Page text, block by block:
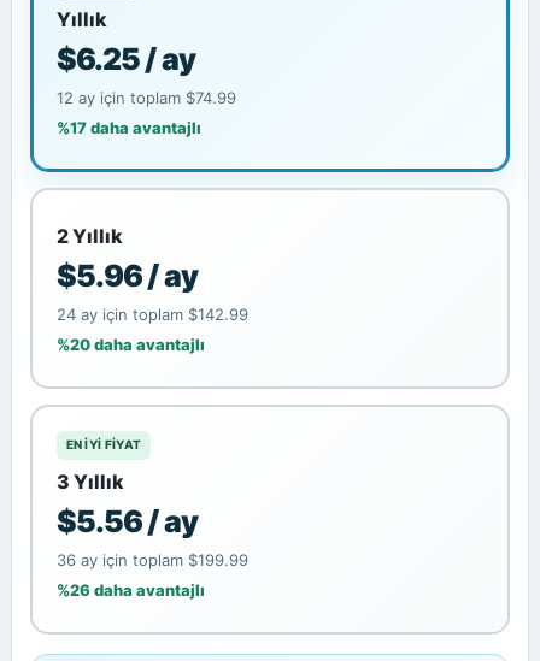
Yıllık
$6.25 / ay
12 ay için toplam $74.99
%17 daha avantajlı
2 Yıllık
$5.96 / ay
24 ay için toplam $142.99
%20 daha avantajlı
EN IYI FIYAT
3 Yıllık
$5.56 / ay
36 ay için toplam $199.99
%26 daha avantajlı